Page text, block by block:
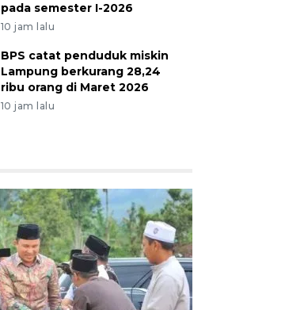
pada semester I-2026
10 jam lalu
BPS catat penduduk miskin
Lampung berkurang 28,24
ribu orang di Maret 2026
10 jam lalu